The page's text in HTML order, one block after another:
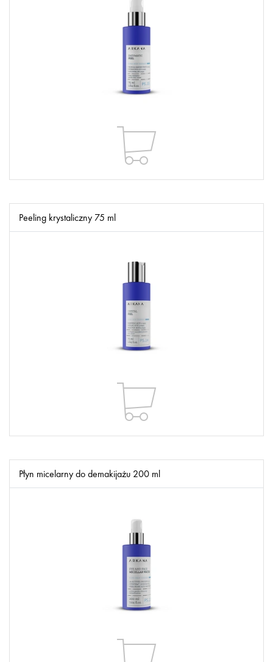
Peeling krystaliczny 75 ml
Płyn micelarny do demakijażu 200 ml